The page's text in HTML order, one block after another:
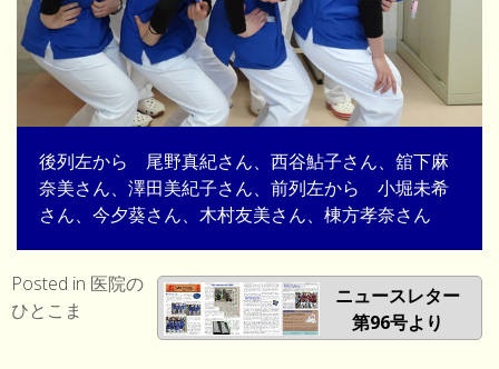
後列左から 尾野真紀さん、西谷鮎子さん、舘下麻
奈美さん、澤田美紀子さん、前列左から 小堀未希
さん、今夕葵さん、木村友美さん、棟方孝奈さん
ニュースレター
第96号より
Posted in 医院の
ひとこま